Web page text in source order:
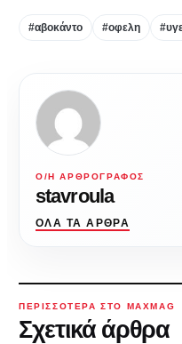
#αβοκάντο #οφελη
Ο/Η ΑΡΘΡΟΓΡΆΦΟΣ
stavroula
ΌΛΑ ΤΑ ΆΡΘΡΑ
ΠΕΡΙΣΣΌΤΕΡΑ ΣΤΟ MAXMAG
Σχετικά άρθρα